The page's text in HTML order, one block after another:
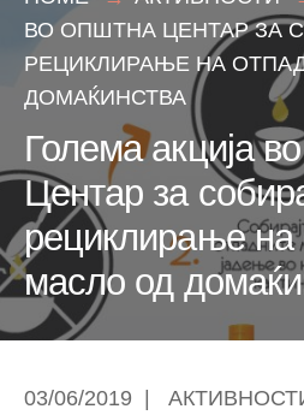
ВО ОПШТНА ЦЕНТАР ЗА
РЕЦИКЛИРАЊЕ НА
ДОМАЌИНСТВА
Голема акција
Центар за
рециклирање на
масло од
03/06/2019